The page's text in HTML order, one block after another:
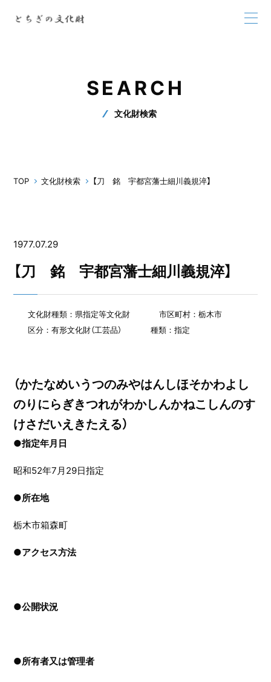
SEARCH
文化財検索
TOP 文化財検索 【刀 銘 宇都宮藩士細川義規淬】
1977.07.29
【刀 銘 宇都宮藩士細川義規淬】
文化財種類：県指定等文化財
市区町村：栃木市
区分：有形文化財（工芸品）
種類：指定
（かたなめいうつのみやはんしほそかわよし
のりにらぎきつれがわかしんかねこしんのす
けさだいえきたえる）
●指定年月日
昭和52年7月29日指定
●所在地
栃木市箱森町
●アクセス方法
●公開状況
●所有者又は管理者